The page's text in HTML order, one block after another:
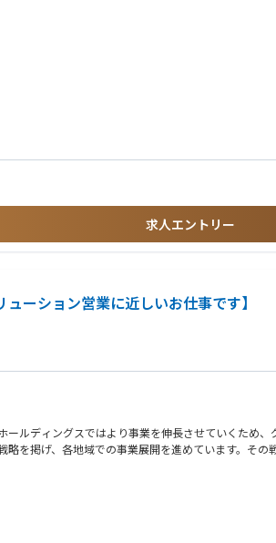
ます
ける大変さを経験されている方求人エントリー
ーション営業に近しいお仕事です】
ルディングスではより事業を伸長させていくため
を掲げ、各地域での事業展開を進めています。そ
教育にかけるほど、東南アジア地域でもとりわけ
、教育における各プロジェクトを推進していただき